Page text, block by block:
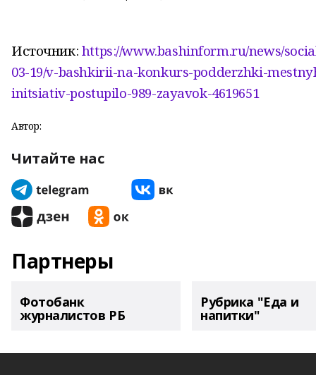
Источник: https://www.bashinform.ru/news/
03-19/v-bashkirii-na-konkurs-podderzhki-
initsiativ-postupilo-989-zayavok-4619651
Автор:
Читайте нас
Партнеры
Фотобанк
журналистов РБ
Рубрика "Еда и
напитки"